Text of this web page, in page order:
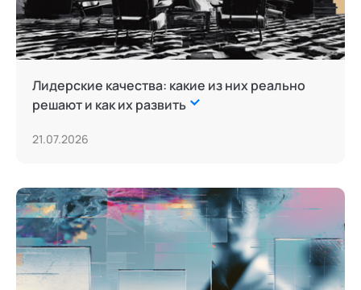
Лидерские качества: какие из них реально
решают и как их развить
21.07.2026